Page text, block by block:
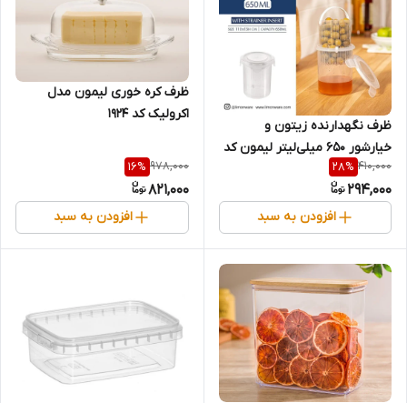
ظرف نگهدارنده زیتون و
خیارشور ۶۵۰ میلی‌لیتر لیمون کد
۲۴۳۰
410,000
28%
294,000
افزودن به سبد
ظرف کره خوری لیمون مدل
اکرولیک کد 1924
978,000
16%
821,000
افزودن به سبد